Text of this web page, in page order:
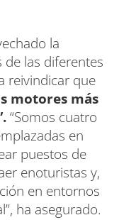
la
las diferentes
reivindicar que
motores más
“Somos cuatro
en
puestos de
enoturistas y,
en entornos
ha asegurado.